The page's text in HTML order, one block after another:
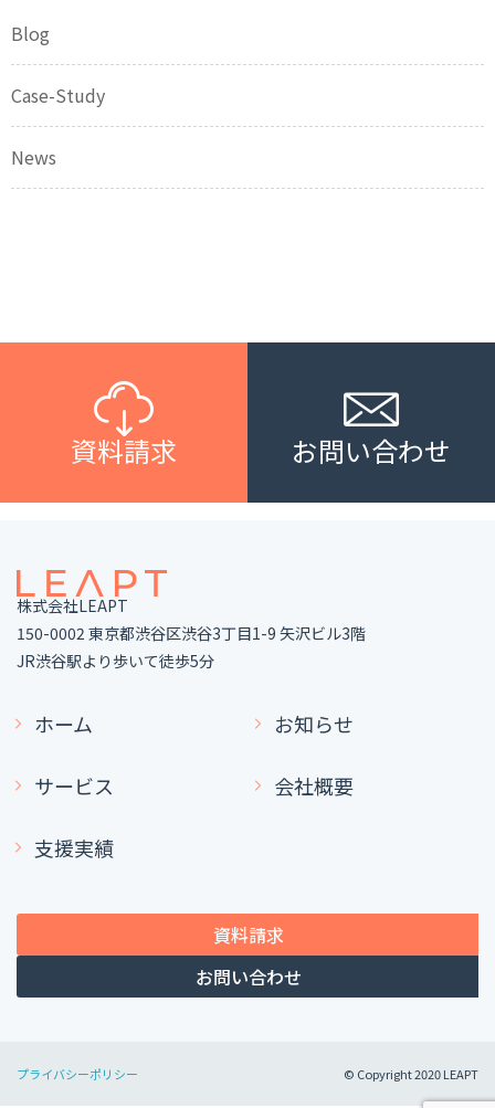
Blog
Case-Study
News
資料請求 お問い合わせ
株式会社LEAPT
150-0002 東京都渋谷区渋谷3丁目1-9 矢沢ビル3階
JR渋谷駅より歩いて徒歩5分
ホーム
サービス
支援実績
お知らせ
会社概要
資料請求
お問い合わせ
プライバシーポリシー © Copyright 2020 LEAPT